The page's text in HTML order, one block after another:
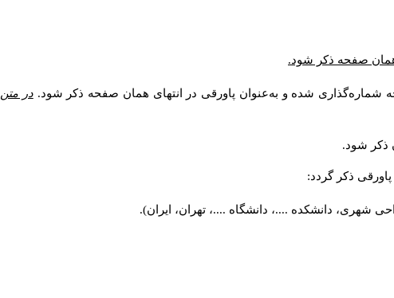
همان صفحه ذکر شود.
شماره‌گذاری شده و به‌عنوان پاورقی در انتهای همان صفحه ذکر شود. در متن
ذکر شود.
ذکر گردد:
شهری، دانشکده ....، دانشگاه ....، تهران، ایران).